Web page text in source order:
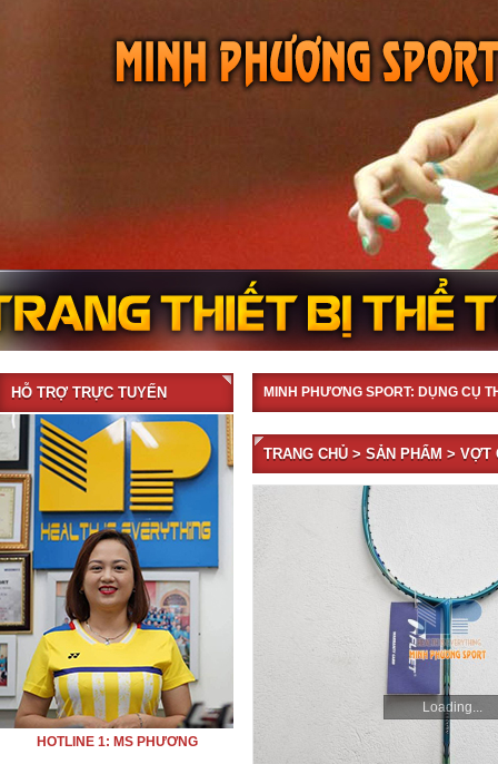
HỖ TRỢ TRỰC TUYẾN
HOTLINE 1: MS PHƯƠNG
MINH PHƯƠNG SPORT: DỤNG CỤ
TRANG CHỦ > SẢN PHẨM > VỢT
Loading...